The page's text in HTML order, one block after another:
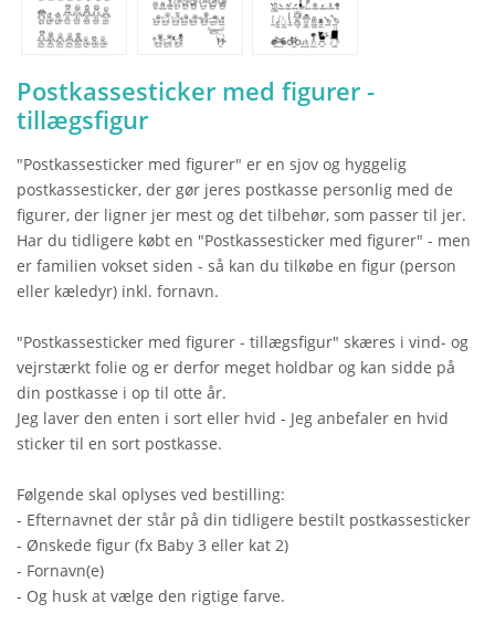
Postkassesticker med figurer -
tillægsfigur
"Postkassesticker med figurer" er en sjov og hyggelig
postkassesticker, der gør jeres postkasse personlig med de
figurer, der ligner jer mest og det tilbehør, som passer til jer.
Har du tidligere købt en "Postkassesticker med figurer" - men
er familien vokset siden - så kan du tilkøbe en figur (person
eller kæledyr) inkl. fornavn.
"Postkassesticker med figurer - tillægsfigur" skæres i vind- og
vejrstærkt folie og er derfor meget holdbar og kan sidde på
din postkasse i op til otte år.
Jeg laver den enten i sort eller hvid - Jeg anbefaler en hvid
sticker til en sort postkasse.
Følgende skal oplyses ved bestilling:
- Efternavnet der står på din tidligere bestilt postkassesticker
- Ønskede figur (fx Baby 3 eller kat 2)
- Fornavn(e)
- Og husk at vælge den rigtige farve.